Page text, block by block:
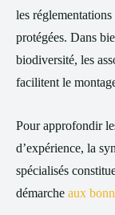
les
protégées. Dans
biodiversité, les
facilitent le
Pour approfondir
d’expérience, la
spécialisés
démarche aux